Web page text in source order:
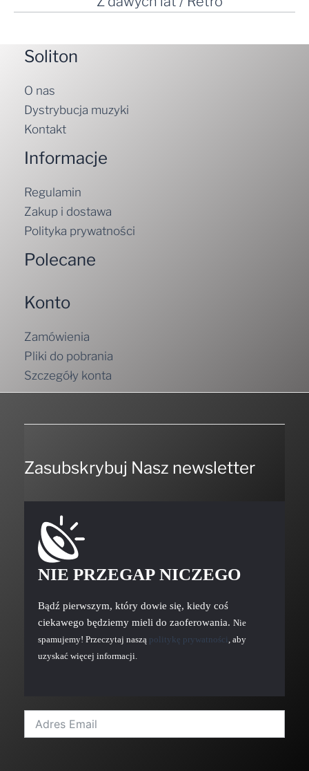
Soliton
O nas
Dystrybucja muzyki
Kontakt
Informacje
Regulamin
Zakup i dostawa
Polityka prywatności
Polecane
Konto
Zamówienia
Pliki do pobrania
Szczegóły konta
Zasubskrybuj Nasz newsletter
NIE PRZEGAP NICZEGO
Bądź pierwszym, który dowie się, kiedy coś
ciekawego będziemy mieli do zaoferowania. Nie
spamujemy! Przeczytaj naszą politykę prywatności, aby
uzyskać więcej informacji.